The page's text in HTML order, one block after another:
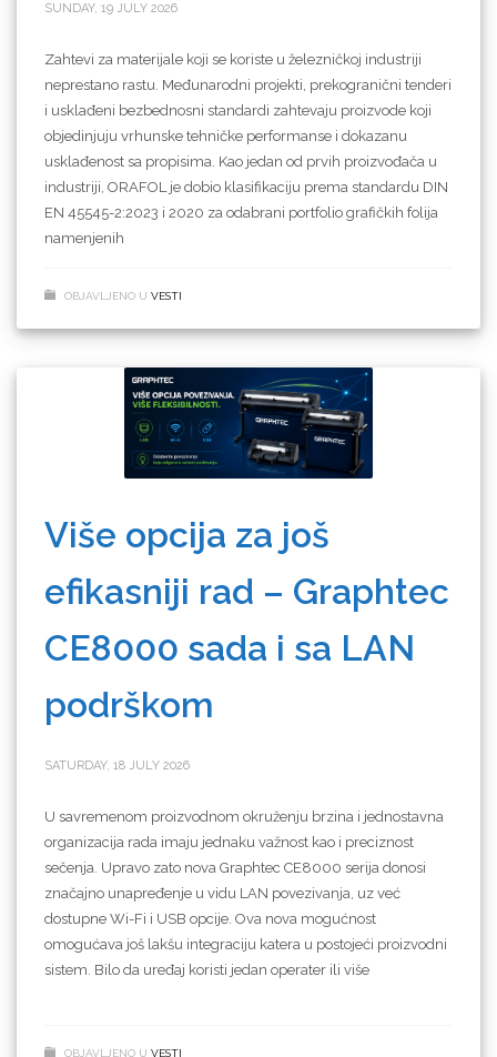
SUNDAY, 19 JULY 2026
Zahtevi za materijale koji se koriste u železničkoj industriji
neprestano rastu. Međunarodni projekti, prekogranični tenderi
i usklađeni bezbednosni standardi zahtevaju proizvode koji
objedinjuju vrhunske tehničke performanse i dokazanu
usklađenost sa propisima. Kao jedan od prvih proizvođača u
industriji, ORAFOL je dobio klasifikaciju prema standardu DIN
EN 45545-2:2023 i 2020 za odabrani portfolio grafičkih folija
namenjenih
OBJAVLJENO U VESTI
Više opcija za još
efikasniji rad – Graphtec
CE8000 sada i sa LAN
podrškom
SATURDAY, 18 JULY 2026
U savremenom proizvodnom okruženju brzina i jednostavna
organizacija rada imaju jednaku važnost kao i preciznost
sečenja. Upravo zato nova Graphtec CE8000 serija donosi
značajno unapređenje u vidu LAN povezivanja, uz već
dostupne Wi-Fi i USB opcije. Ova nova mogućnost
omogućava još lakšu integraciju katera u postojeći proizvodni
sistem. Bilo da uređaj koristi jedan operater ili više
OBJAVLJENO U VESTI